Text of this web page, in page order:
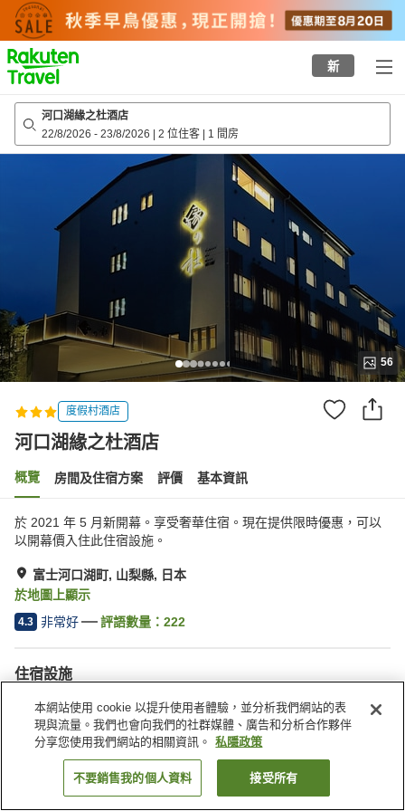
to
top
page
新
河口湖緣之杜酒店
22/8/2026 - 23/8/2026 | 2 位住客 | 1 間房
56
度假村酒店
河口湖緣之杜酒店
概覽 房間及住宿方案 評價 基本資訊
於 2021 年 5 月新開幕。享受奢華住宿。現在提供限時優惠，可以
以開幕價入住此住宿設施。
富士河口湖町, 山梨縣, 日本
於地圖上顯示
4.3 非常好 評語數量： 222
住宿設施
餐廳
自動販賣機
露天浴池（溫泉）
公共澡堂
找客房
本網站使用 cookie 以提升使用者體驗，並分析我們網站的表
現與流量。我們也會向我們的社群媒體、廣告和分析合作夥伴
分享您使用我們網站的相關資訊。
私隱政策
不要銷售我的個人資料 接受所有